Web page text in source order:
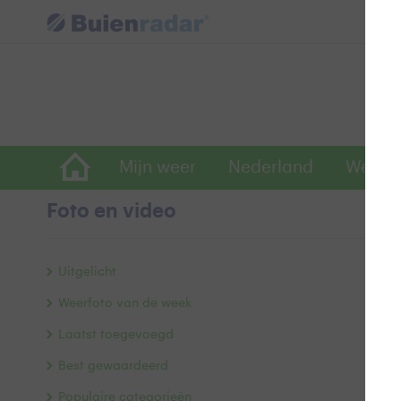
Mijn weer Nederland
Foto en video
Uitgelicht
Weerfoto van de week
Laatst toegevoegd
Best gewaardeerd
Populaire categorieën